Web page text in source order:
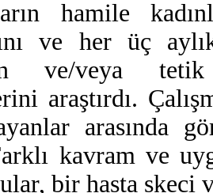
hamile
ve her üç
ve/veya
araştırdı.
arasında
kavram ve
bir hasta skeci